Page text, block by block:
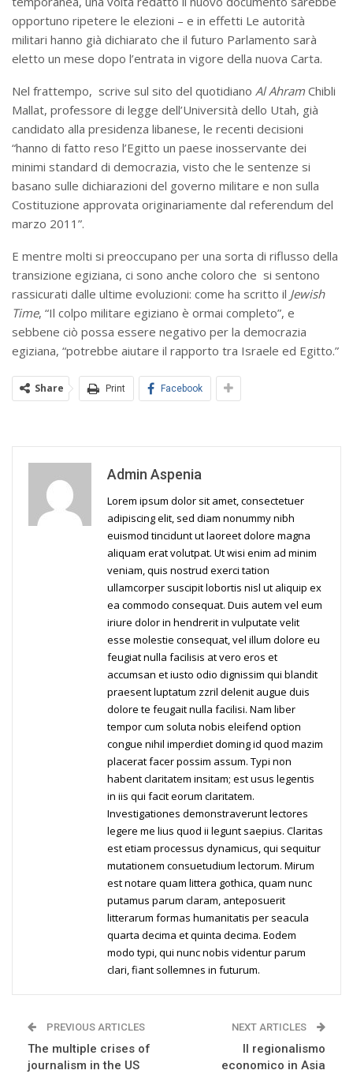
opportuno ripetere le elezioni – e in effetti Le autorità
militari hanno già dichiarato che il futuro Parlamento sarà
eletto un mese dopo l’entrata in vigore della nuova Carta.
Nel frattempo, scrive sul sito del quotidiano Al Ahram Chibli
Mallat, professore di legge dell’Università dello Utah, già
candidato alla presidenza libanese, le recenti decisioni
“hanno di fatto reso l’Egitto un paese inosservante dei
minimi standard di democrazia, visto che le sentenze si
basano sulle dichiarazioni del governo militare e non sulla
Costituzione approvata originariamente dal referendum del
marzo 2011”.
E mentre molti si preoccupano per una sorta di riflusso della
transizione egiziana, ci sono anche coloro che si sentono
rassicurati dalle ultime evoluzioni: come ha scritto il Jewish
Time, “Il colpo militare egiziano è ormai completo”, e
sebbene ciò possa essere negativo per la democrazia
egiziana, “potrebbe aiutare il rapporto tra Israele ed Egitto.”
Share Print Facebook
Admin Aspenia
Lorem ipsum dolor sit amet, consectetuer
adipiscing elit, sed diam nonummy nibh
euismod tincidunt ut laoreet dolore magna
aliquam erat volutpat. Ut wisi enim ad minim
veniam, quis nostrud exerci tation
ullamcorper suscipit lobortis nisl ut aliquip ex
ea commodo consequat. Duis autem vel eum
iriure dolor in hendrerit in vulputate velit
esse molestie consequat, vel illum dolore eu
feugiat nulla facilisis at vero eros et
accumsan et iusto odio dignissim qui blandit
praesent luptatum zzril delenit augue duis
dolore te feugait nulla facilisi. Nam liber
tempor cum soluta nobis eleifend option
congue nihil imperdiet doming id quod mazim
placerat facer possim assum. Typi non
habent claritatem insitam; est usus legentis
in iis qui facit eorum claritatem.
Investigationes demonstraverunt lectores
legere me lius quod ii legunt saepius. Claritas
est etiam processus dynamicus, qui sequitur
mutationem consuetudium lectorum. Mirum
est notare quam littera gothica, quam nunc
putamus parum claram, anteposuerit
litterarum formas humanitatis per seacula
quarta decima et quinta decima. Eodem
modo typi, qui nunc nobis videntur parum
clari, fiant sollemnes in futurum.
PREVIOUS ARTICLES
The multiple crises of
journalism in the US
NEXT ARTICLES
Il regionalismo
economico in Asia